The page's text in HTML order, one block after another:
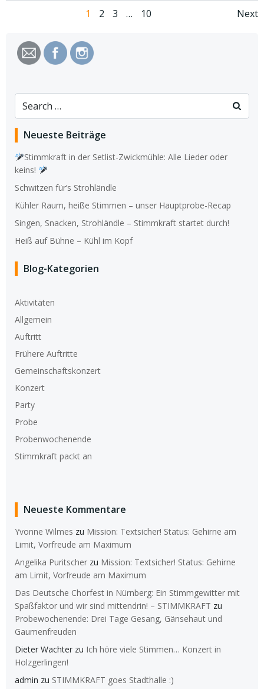
navigation
Page
1 Page
2 Page
3 … Page
10 Next
Search
for:
Neueste Beiträge
Stimmkraft in der Setlist-Zwickmühle: Alle Lieder oder
keins!
Schwitzen für’s Strohländle
Kühler Raum, heiße Stimmen – unser Hauptprobe-Recap
Singen, Snacken, Strohländle – Stimmkraft startet durch!
Heiß auf Bühne – Kühl im Kopf
Blog-Kategorien
Aktivitäten
Allgemein
Auftritt
Frühere Auftritte
Gemeinschaftskonzert
Konzert
Party
Probe
Probenwochenende
Stimmkraft packt an
Neueste Kommentare
Yvonne Wilmes zu Mission: Textsicher! Status: Gehirne am
Limit, Vorfreude am Maximum
Angelika Puritscher zu Mission: Textsicher! Status: Gehirne
am Limit, Vorfreude am Maximum
Das Deutsche Chorfest in Nürnberg: Ein Stimmgewitter mit
Spaßfaktor und wir sind mittendrin! – STIMMKRAFT zu
Probewochenende: Drei Tage Gesang, Gänsehaut und
Gaumenfreuden
Dieter Wachter zu Ich höre viele Stimmen… Konzert in
Holzgerlingen!
admin zu STIMMKRAFT goes Stadthalle :)